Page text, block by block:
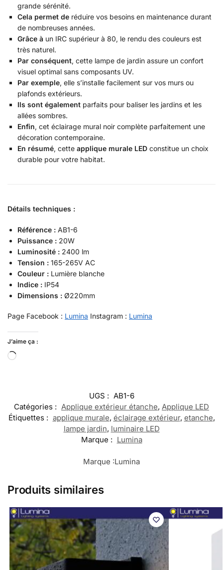
grande sérénité.
Cela permet de réduire vos besoins en maintenance durant
de nombreuses années.
Grâce à un IRC supérieur à 80, le rendu des couleurs est
très naturel.
Par conséquent, cette lampe de jardin assure un confort
visuel optimal sans composants UV.
Par exemple, elle s’installe facilement sur vos murs ou
plafonds extérieurs.
Ils sont également parfaits pour baliser les jardins et les
allées sombres.
Enfin, cet éclairage mural noir complète parfaitement une
décoration contemporaine.
En résumé, cette applique murale LED constitue un choix
durable pour votre habitat.
Détails techniques :
Référence : AB1-6
Puissance : 20W
Luminosité : 2400 lm
Tension : 165-265V AC
Couleur : Lumière blanche
Indice : IP54
Dimensions : Ø220mm
Page Facebook : Lumina Instagram : Lumina
J’aime ça :
UGS : AB1-6
Catégories : Applique extérieur étanche, Applique LED
Étiquettes : applique murale, éclairage extérieur, etanche,
lampe jardin, luminaire LED
Marque : Lumina
Marque :Lumina
Produits similaires